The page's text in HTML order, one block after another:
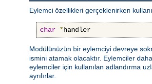
Eylemci özellikleri gerçeklenirken
char *handler
Modülünüzün bir eylemciyi devreye
ismini atamak olacaktır. Eylemciler
eylemciler için kullanılan adlandırma
ayrılırlar.